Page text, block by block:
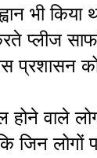
भी किया
प्लीज
होने वाले
जिन